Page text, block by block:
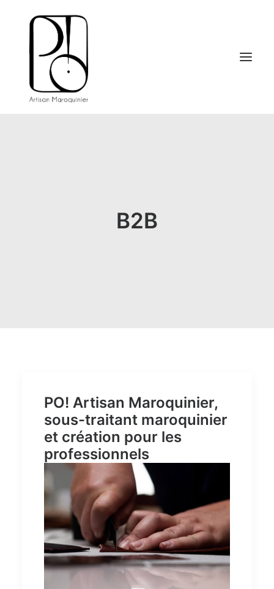
B2B
PO! Artisan Maroquinier,
sous-traitant maroquinier
et création pour les
professionnels